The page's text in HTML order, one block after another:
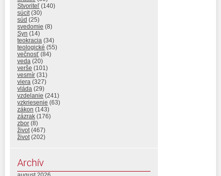
Stvoriteľ (140)
súcit(30)
súd (25)
svedomie (8)
Syn (14)
teokracia (34)
teologické (55)
večnosť (84)
veda (20)
verše (101)
vesmír (31)
viera (327)
vláda (29)
vzdelanie (241)
vzkriesenie (63)
zákon (143)
zázrak (176)
zbor (8)
život(467)
život(202)
Archív